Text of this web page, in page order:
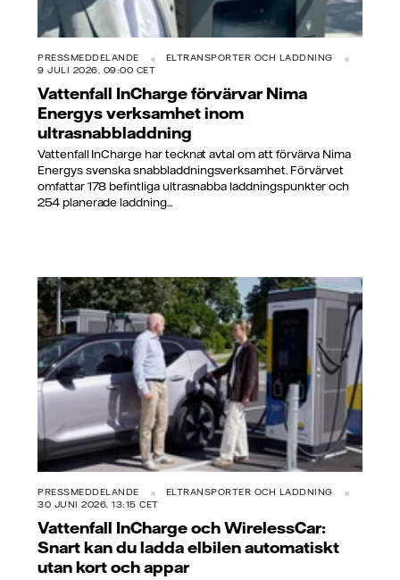
PRESSMEDDELANDE
ELTRANSPORTER OCH LADDNING
9 JULI 2026, 09:00 CET
Vattenfall InCharge förvärvar Nima
Energys verksamhet inom
ultrasnabbladdning
Vattenfall InCharge har tecknat avtal om att förvärva Nima
Energys svenska snabbladdningsverksamhet. Förvärvet
omfattar 178 befintliga ultrasnabba laddningspunkter och
254 planerade laddning...
PRESSMEDDELANDE
ELTRANSPORTER OCH LADDNING
30 JUNI 2026, 13:15 CET
Vattenfall InCharge och WirelessCar:
Snart kan du ladda elbilen automatiskt
utan kort och appar